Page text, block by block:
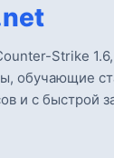
Strike
обучающие
и с быстрой